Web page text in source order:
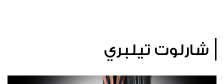
شارلوت تيلبري